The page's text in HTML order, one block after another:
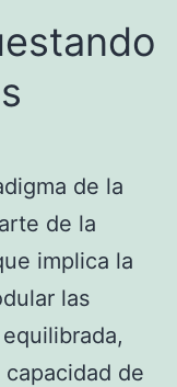
de la
de la
implica la
las
de